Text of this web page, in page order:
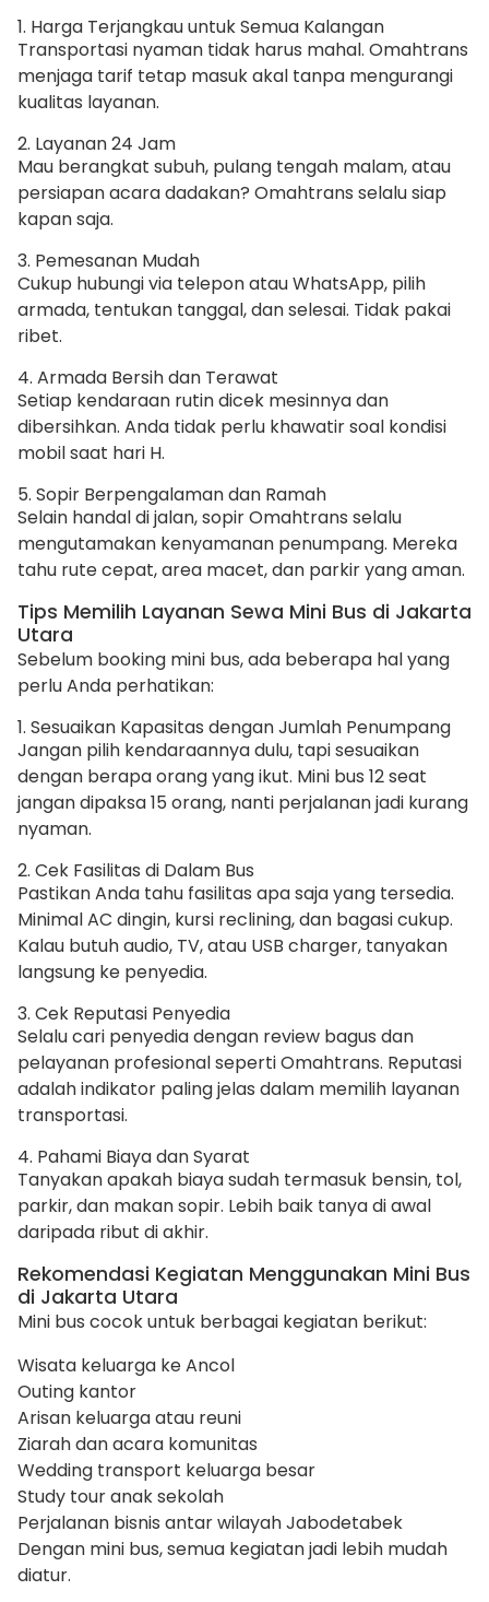
1. Harga Terjangkau untuk Semua Kalangan
Transportasi nyaman tidak harus mahal. Omahtrans
menjaga tarif tetap masuk akal tanpa mengurangi
kualitas layanan.
2. Layanan 24 Jam
Mau berangkat subuh, pulang tengah malam, atau
persiapan acara dadakan? Omahtrans selalu siap
kapan saja.
3. Pemesanan Mudah
Cukup hubungi via telepon atau WhatsApp, pilih
armada, tentukan tanggal, dan selesai. Tidak pakai
ribet.
4. Armada Bersih dan Terawat
Setiap kendaraan rutin dicek mesinnya dan
dibersihkan. Anda tidak perlu khawatir soal kondisi
mobil saat hari H.
5. Sopir Berpengalaman dan Ramah
Selain handal di jalan, sopir Omahtrans selalu
mengutamakan kenyamanan penumpang. Mereka
tahu rute cepat, area macet, dan parkir yang aman.
Tips Memilih Layanan Sewa Mini Bus di Jakarta
Utara
Sebelum booking mini bus, ada beberapa hal yang
perlu Anda perhatikan:
1. Sesuaikan Kapasitas dengan Jumlah Penumpang
Jangan pilih kendaraannya dulu, tapi sesuaikan
dengan berapa orang yang ikut. Mini bus 12 seat
jangan dipaksa 15 orang, nanti perjalanan jadi kurang
nyaman.
2. Cek Fasilitas di Dalam Bus
Pastikan Anda tahu fasilitas apa saja yang tersedia.
Minimal AC dingin, kursi reclining, dan bagasi cukup.
Kalau butuh audio, TV, atau USB charger, tanyakan
langsung ke penyedia.
3. Cek Reputasi Penyedia
Selalu cari penyedia dengan review bagus dan
pelayanan profesional seperti Omahtrans. Reputasi
adalah indikator paling jelas dalam memilih layanan
transportasi.
4. Pahami Biaya dan Syarat
Tanyakan apakah biaya sudah termasuk bensin, tol,
parkir, dan makan sopir. Lebih baik tanya di awal
daripada ribut di akhir.
Rekomendasi Kegiatan Menggunakan Mini Bus
di Jakarta Utara
Mini bus cocok untuk berbagai kegiatan berikut:
Wisata keluarga ke Ancol
Outing kantor
Arisan keluarga atau reuni
Ziarah dan acara komunitas
Wedding transport keluarga besar
Study tour anak sekolah
Perjalanan bisnis antar wilayah Jabodetabek
Dengan mini bus, semua kegiatan jadi lebih mudah
diatur.